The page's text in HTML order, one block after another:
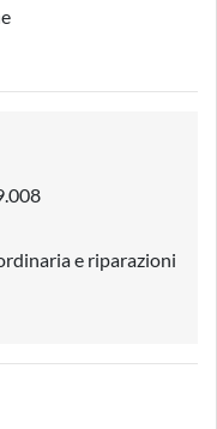
e riparazioni